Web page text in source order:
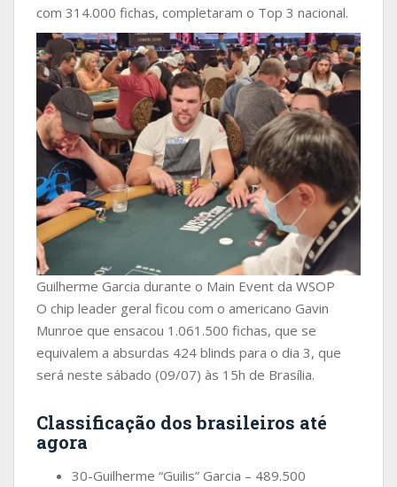
com 314.000 fichas, completaram o Top 3 nacional.
Guilherme Garcia durante o Main Event da WSOP
O chip leader geral ficou com o americano Gavin
Munroe que ensacou 1.061.500 fichas, que se
equivalem a absurdas 424 blinds para o dia 3, que
será neste sábado (09/07) às 15h de Brasília.
Classificação dos brasileiros até
agora
30-Guilherme “Guilis” Garcia – 489.500